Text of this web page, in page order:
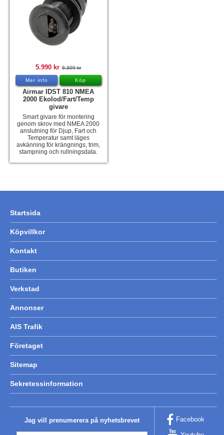
5.990 kr 6.309 kr
Mer info Köp
Airmar IDST 810 NMEA
2000 Ekolod/Fart/Temp
givare
Smart givare för montering
genom skrov med NMEA 2000
anslutning för Djup, Fart och
Temperatur samt läges
avkänning för krängnings, trim,
stampning och rullningsdata.
Startsida
Köpvillkor
Kontakt
Butiken
Verkstad
Annonser
AIS Trafik
Företaget
Sitemap
Sekretessinformation
Jag vill prenumerera på nyhetsbrevet Facebook